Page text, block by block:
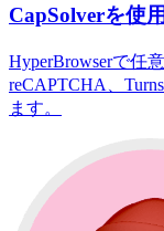
CapSolverを使
HyperBrowserで任
reCAPTCHA、
ます。